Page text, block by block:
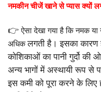
नमकीन चीजें खाने से प्यास क्यों
👉ऐसा देखा गया है कि नमक
अधिकलगती है।इसका कारण
कोशिकाओं का पानीगुर्दो की
अन्य भागों में अस्थायी रूप से
इस कमी को पूरा करने के लिए